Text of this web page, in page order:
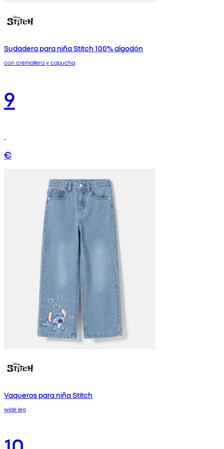
Sudadera para niña Stitch 100% algodón
con cremallera y capucha
9
€
Vaqueros para niña Stitch
wide leg